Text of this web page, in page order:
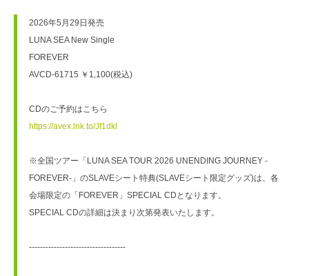
2026年5月29日発売
LUNA SEA New Single
FOREVER
AVCD-61715 ￥1,100(税込)
CDのご予約はこちら
https://avex.lnk.to/Jf1dkl
※全国ツアー「LUNA SEA TOUR 2026 UNENDING JOURNEY -
FOREVER-」のSLAVEシート特典(SLAVEシート限定グッズ)は、各
会場限定の「FOREVER」SPECIAL CDとなります。
SPECIAL CDの詳細は決まり次第発表いたします。
-----------------------------------